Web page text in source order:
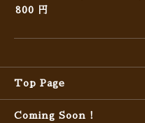
800 円
Top Page
Coming Soon !